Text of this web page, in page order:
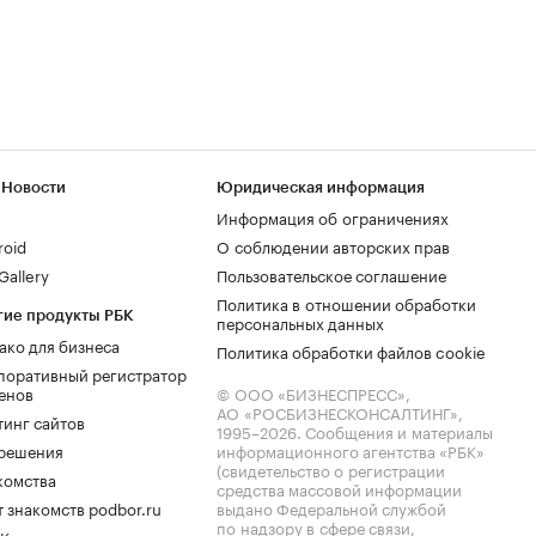
продукты РБК
для бизнеса
регистратор
сайтов
знакомств podbor.ru
Юридическая информация
Информация об ограничениях
О соблюдении авторских прав
Пользовательское соглашение
Политика в отношении обработки
персональных данных
Политика обработки файлов cookie
© ООО «БИЗНЕСПРЕСС»,
АО «РОСБИЗНЕСКОНСАЛТИНГ»,
1995–2026. Сообщения и материалы
информационного агентства «РБК»
(свидетельство о регистрации
средства массовой информации
выдано Федеральной службой
по надзору в сфере связи,